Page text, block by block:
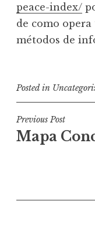
peace-index/
de como
métodos de
Posted in
P
o
Previous Post
Mapa